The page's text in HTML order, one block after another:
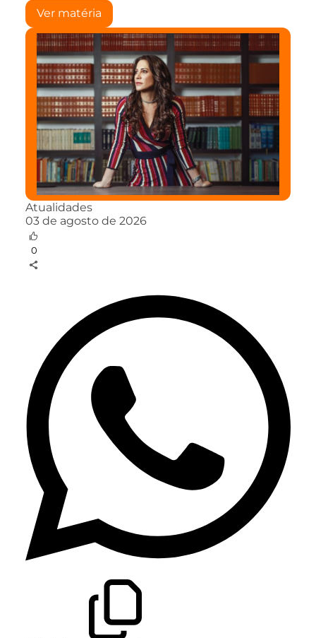
Ver matéria
Atualidades
03 de agosto de 2026
0